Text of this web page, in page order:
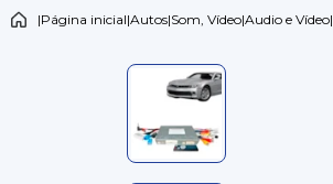
|Página inicial|Autos|Som, Vídeo|Audio e Vídeo|